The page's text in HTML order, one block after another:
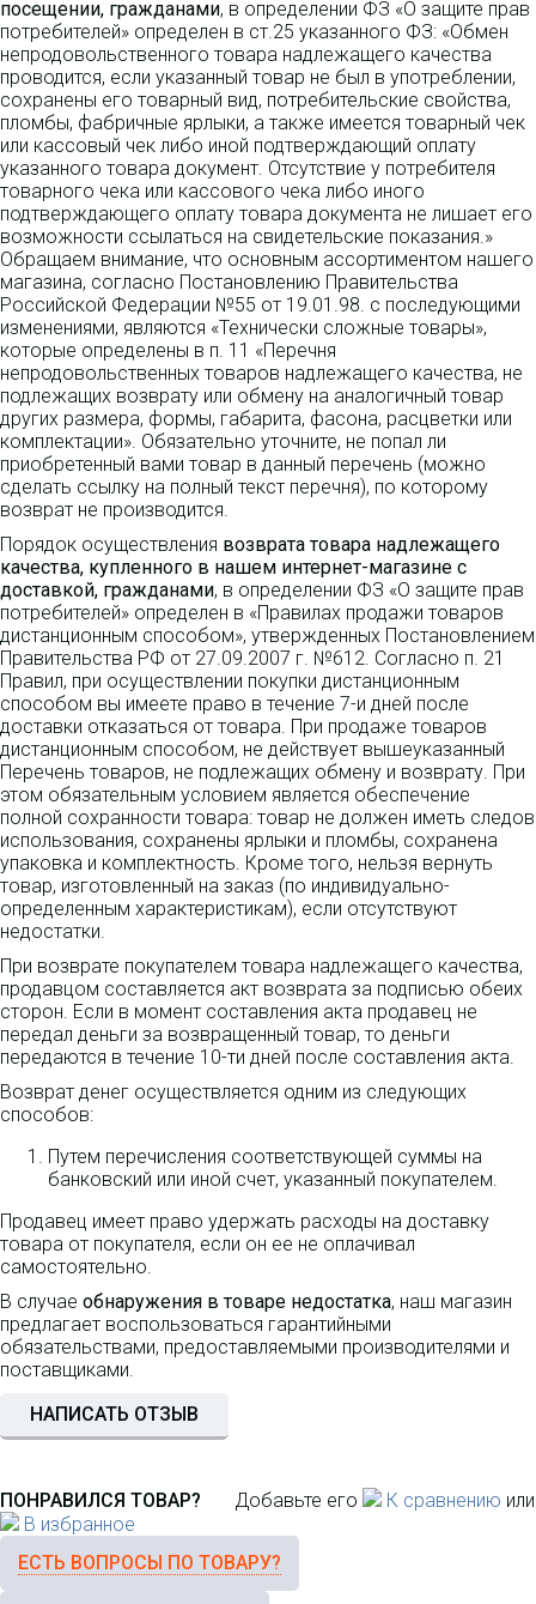
посещении, гражданами, в определении ФЗ «О защите прав
потребителей» определен в ст.25 указанного ФЗ: «Обмен
непродовольственного товара надлежащего качества
проводится, если указанный товар не был в употреблении,
сохранены его товарный вид, потребительские свойства,
пломбы, фабричные ярлыки, а также имеется товарный чек
или кассовый чек либо иной подтверждающий оплату
указанного товара документ. Отсутствие у потребителя
товарного чека или кассового чека либо иного
подтверждающего оплату товара документа не лишает его
возможности ссылаться на свидетельские показания.»
Обращаем внимание, что основным ассортиментом нашего
магазина, согласно Постановлению Правительства
Российской Федерации №55 от 19.01.98. с последующими
изменениями, являются «Технически сложные товары»,
которые определены в п. 11 «Перечня
непродовольственных товаров надлежащего качества, не
подлежащих возврату или обмену на аналогичный товар
других размера, формы, габарита, фасона, расцветки или
комплектации». Обязательно уточните, не попал ли
приобретенный вами товар в данный перечень (можно
сделать ссылку на полный текст перечня), по которому
возврат не производится.
Порядок осуществления возврата товара надлежащего
качества, купленного в нашем интернет-магазине с
доставкой, гражданами, в определении ФЗ «О защите прав
потребителей» определен в «Правилах продажи товаров
дистанционным способом», утвержденных Постановлением
Правительства РФ от 27.09.2007 г. №612. Согласно п. 21
Правил, при осуществлении покупки дистанционным
способом вы имеете право в течение 7-и дней после
доставки отказаться от товара. При продаже товаров
дистанционным способом, не действует вышеуказанный
Перечень товаров, не подлежащих обмену и возврату. При
этом обязательным условием является обеспечение
полной сохранности товара: товар не должен иметь следов
использования, сохранены ярлыки и пломбы, сохранена
упаковка и комплектность. Кроме того, нельзя вернуть
товар, изготовленный на заказ (по индивидуально-
определенным характеристикам), если отсутствуют
недостатки.
При возврате покупателем товара надлежащего качества,
продавцом составляется акт возврата за подписью обеих
сторон. Если в момент составления акта продавец не
передал деньги за возвращенный товар, то деньги
передаются в течение 10-ти дней после составления акта.
Возврат денег осуществляется одним из следующих
способов:
Путем перечисления соответствующей суммы на
банковский или иной счет, указанный покупателем.
Продавец имеет право удержать расходы на доставку
товара от покупателя, если он ее не оплачивал
самостоятельно.
В случае обнаружения в товаре недостатка, наш магазин
предлагает воспользоваться гарантийными
обязательствами, предоставляемыми производителями и
поставщиками.
НАПИСАТЬ ОТЗЫВ
ПОНРАВИЛСЯ ТОВАР? Добавьте его К сравнению или
В избранное
ЕСТЬ ВОПРОСЫ ПО ТОВАРУ?